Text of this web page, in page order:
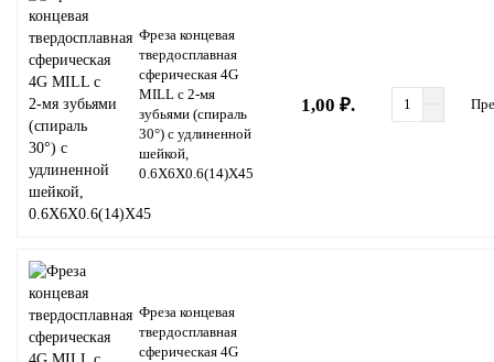
Фреза концевая
твердосплавная
сферическая 4G
MILL с 2-мя
зубьями (спираль
30°) с удлиненной
шейкой,
0.6X6X0.6(14)X45
1,00 ₽.
Фреза концевая
твердосплавная
сферическая 4G